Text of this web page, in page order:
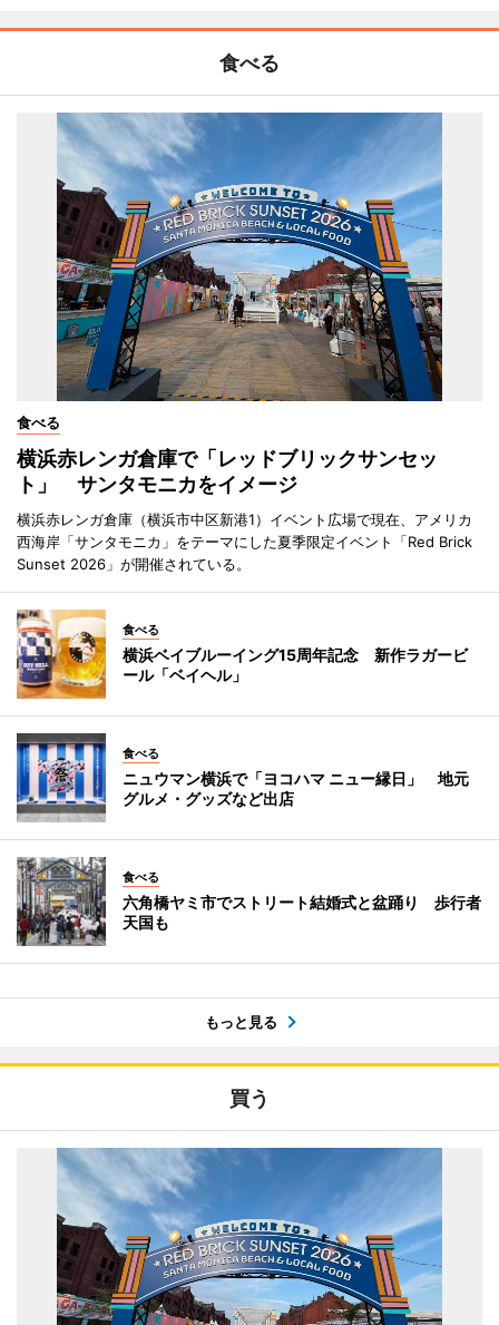
食べる
食べる
横浜赤レンガ倉庫で「レッドブリックサンセッ
ト」 サンタモニカをイメージ
横浜赤レンガ倉庫（横浜市中区新港1）イベント広場で現在、アメリカ
西海岸「サンタモニカ」をテーマにした夏季限定イベント「Red Brick
Sunset 2026」が開催されている。
食べる
横浜ベイブルーイング15周年記念 新作ラガービ
ール「ベイヘル」
食べる
ニュウマン横浜で「ヨコハマ ニュー縁日」 地元
グルメ・グッズなど出店
食べる
六角橋ヤミ市でストリート結婚式と盆踊り 歩行者
天国も
もっと見る
買う